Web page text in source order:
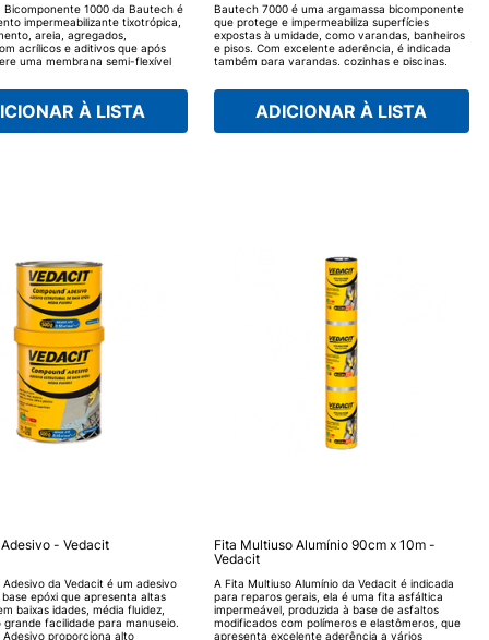
Bicomponente 1000 da Bautech é
impermeabilizante tixotrópica,
areia, agregados,
acrílicos e aditivos que após
uma membrana semi-flexível
À LISTA
Bautech 7000 é uma argamassa bicomponente
que protege e impermeabiliza superfícies
expostas à umidade, como varandas, banheiros
e pisos. Com excelente aderência, é indicada
também para varandas, cozinhas e piscinas,
pressão de água e infiltrações. Garanta já a sua
e conquiste segurança e praticidade em sua
ADICIONAR À LISTA
- Vedacit
Adesivo da Vedacit é um adesivo
epóxi que apresenta altas
baixas idades, média fluidez,
grande facilidade para manuseio.
Adesivo proporciona alto
Fita Multiuso Alumínio 90cm x 10m -
Vedacit
A Fita Multiuso Alumínio da Vedacit é indicada
para reparos gerais, ela é uma fita asfáltica
impermeável, produzida à base de asfaltos
modificados com polímeros e elastômeros, que
apresenta excelente aderência a vários